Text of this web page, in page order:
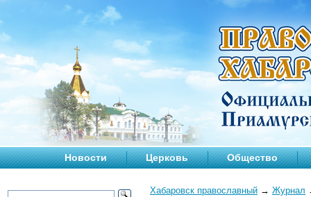
Новости Церковь Общество
Хабаровск православный → Журнал